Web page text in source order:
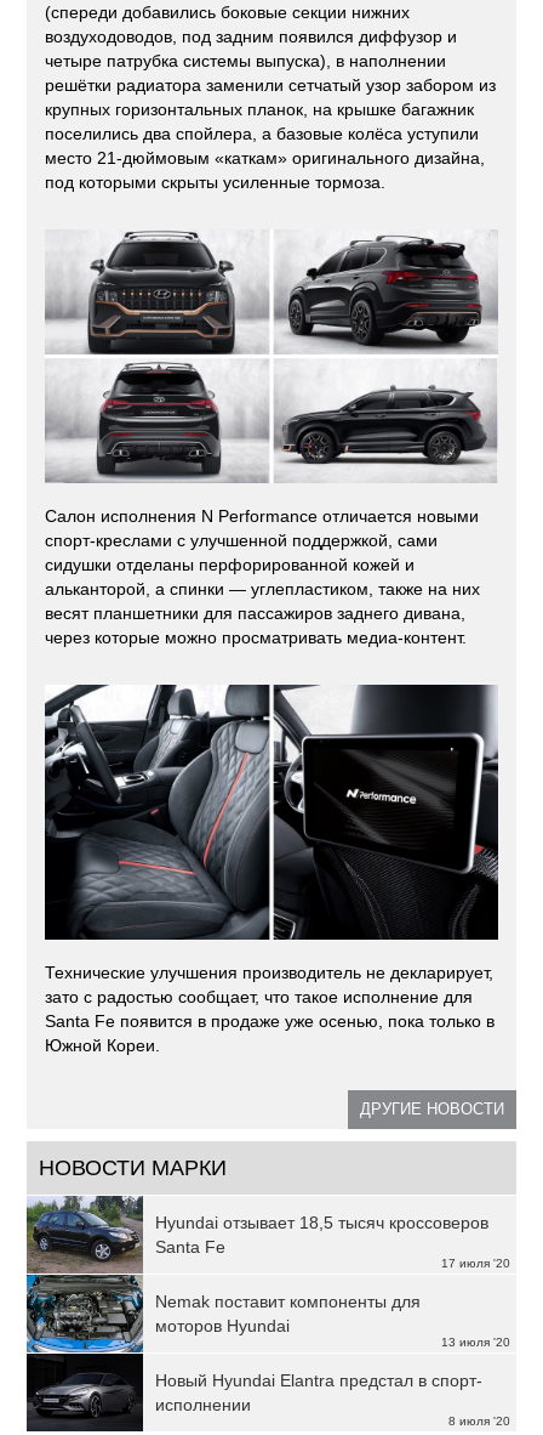
(спереди добавились боковые секции нижних
воздуходоводов, под задним появился диффузор и
четыре патрубка системы выпуска), в наполнении
решётки радиатора заменили сетчатый узор забором из
крупных горизонтальных планок, на крышке багажник
поселились два спойлера, а базовые колёса уступили
место 21-дюймовым «каткам» оригинального дизайна,
под которыми скрыты усиленные тормоза.
Салон исполнения N Performance отличается новыми
спорт-креслами с улучшенной поддержкой, сами
сидушки отделаны перфорированной кожей и
альканторой, а спинки — углепластиком, также на них
весят планшетники для пассажиров заднего дивана,
через которые можно просматривать медиа-контент.
Технические улучшения производитель не декларирует,
зато с радостью сообщает, что такое исполнение для
Santa Fe появится в продаже уже осенью, пока только в
Южной Кореи.
ДРУГИЕ НОВОСТИ
НОВОСТИ МАРКИ
17 июля '20
Hyundai отзывает 18,5 тысяч кроссоверов
Santa Fe
13 июля '20
Nemak поставит компоненты для
моторов Hyundai
8 июля '20
Новый Hyundai Elantra предстал в спорт-
исполнении